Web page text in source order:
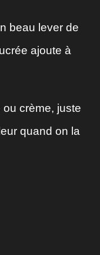
beau lever de
ajoute à
crème, juste
quand on la